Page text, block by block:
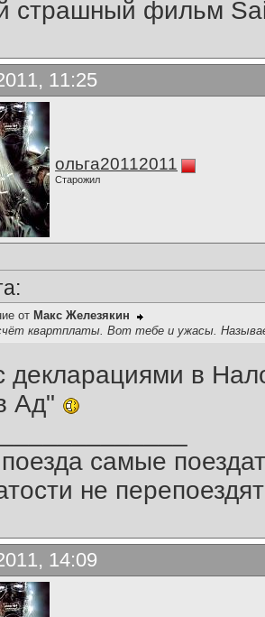
страшный фильм
11:25
ольга20112011
Старожил
от Макс Железякин
квартплаты. Вот тебе и ужасы.
декларациями в
Ад"
самые
не
14:09